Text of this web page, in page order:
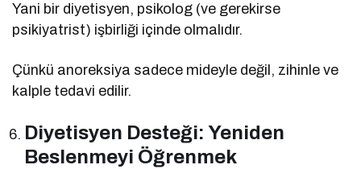
Yani bir diyetisyen, psikolog (ve gerekirse
psikiyatrist) işbirliği içinde olmalıdır.
Çünkü anoreksiya sadece mideyle değil, zihinle ve
kalple tedavi edilir.
Diyetisyen Desteği: Yeniden
Beslenmeyi Öğrenmek